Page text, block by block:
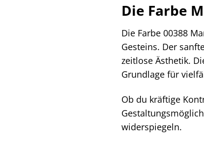
Die Farbe
Die Farbe 00388
Gesteins. Der
zeitlose Ästhetik.
Grundlage für
Ob du kräftige
widerspiegeln.